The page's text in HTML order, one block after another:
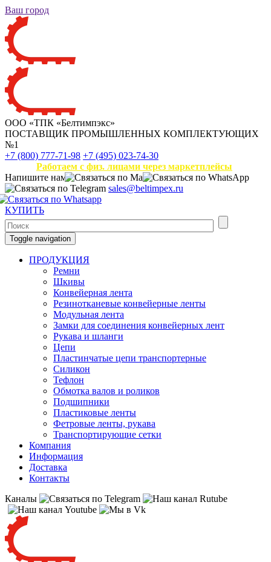
Ваш город
ООО «ТПК «Белтимпэкс»
ПОСТАВЩИК ПРОМЫШЛЕННЫХ КОМПЛЕКТУЮЩИХ
№1
+7 (800) 777-71-98 +7 (495) 023-74-30
Работаем с физ. лицами через маркетплейсы
Напишите нам
sales@beltimpex.ru
КУПИТЬ
Toggle navigation
ПРОДУКЦИЯ
Ремни
Шкивы
Конвейерная лента
Резинотканевые конвейерные ленты
Модульная лента
Замки для соединения конвейерных лент
Рукава и шланги
Цепи
Пластинчатые цепи транспортерные
Силикон
Тефлон
Обмотка валов и роликов
Подшипники
Пластиковые ленты
Фетровые ленты, рукава
Транспортирующие сетки
Компания
Информация
Доставка
Контакты
Каналы